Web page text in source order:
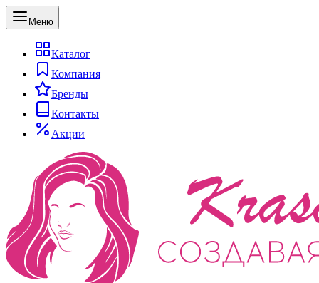
Меню
Каталог
Компания
Бренды
Контакты
Акции